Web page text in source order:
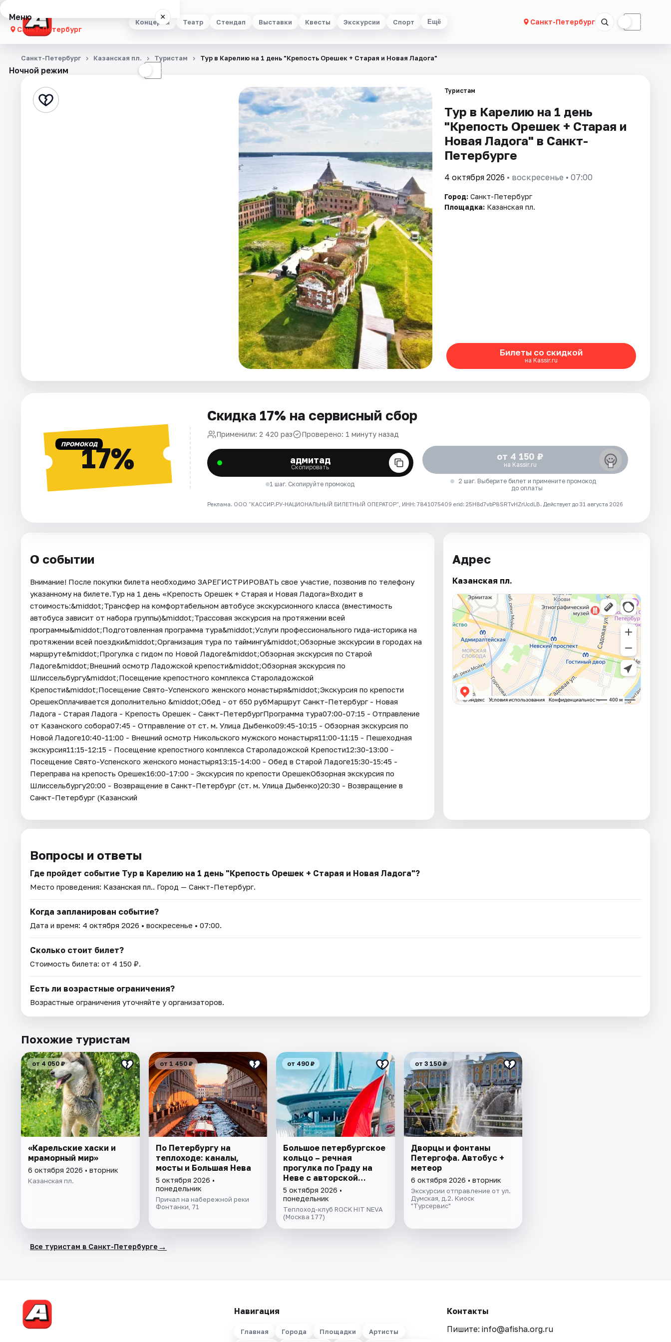
Концерты Театр Стендап Выставки Квесты Экскурсии Спорт Ещё Санкт-Петербург ☾
Меню ×
Санкт-Петербург
Концерты
Стендап
Ночной режим ☾
Санкт-Петербург Казанская пл. Туристам Тур в Карелию на 1 день "Крепость Орешек + Старая и Новая Ладога"
Туристам
Тур в Карелию на 1 день
"Крепость Орешек + Старая и
Новая Ладога" в Санкт-
Петербурге
4 октября 2026 • воскресенье • 07:00
Город: Санкт-Петербург
Площадка: Казанская пл.
Билеты со скидкой
на Kassir.ru
ПРОМОКОД17%
Скидка 17% на сервисный сбор
Применили: 2 420 раз Проверено: 1 минуту назад
адмитад
Скопировать
1 шаг. Скопируйте промокод
от 4 150 ₽
на Kassir.ru
2 шаг. Выберите билет и примените промокод
до оплаты
Реклама. ООО "КАССИР.РУ-НАЦИОНАЛЬНЫЙ БИЛЕТНЫЙ ОПЕРАТОР", ИНН: 7841075409 erid: 25H8d7vbP8SRTvHZrUcdLB. Действует до 31 августа 2026
О событии
Внимание! После покупки билета необходимо ЗАРЕГИСТРИРОВАТЬ свое участие, позвонив по телефону
указанному на билете.Тур на 1 день «Крепость Орешек + Старая и Новая Ладога»Входит в
стоимость:&middot;Трансфер на комфортабельном автобусе экскурсионного класса (вместимость
автобуса зависит от набора группы)&middot;Трассовая экскурсия на протяжении всей
программы&middot;Подготовленная программа тура&middot;Услуги профессионального гида-историка на
протяжении всей поездки&middot;Организация тура по таймингу&middot;Обзорные экскурсии в городах на
маршруте&middot;Прогулка с гидом по Новой Ладоге&middot;Обзорная экскурсия по Старой
Ладоге&middot;Внешний осмотр Ладожской крепости&middot;Обзорная экскурсия по
Шлиссельбургу&middot;Посещение крепостного комплекса Староладожской
Крепости&middot;Посещение Свято-Успенского женского монастыря&middot;Экскурсия по крепости
ОрешекОплачивается дополнительно &middot;Обед - от 650 рубМаршрут Санкт-Петербург - Новая
Ладога - Старая Ладога - Крепость Орешек - Санкт-ПетербургПрограмма тура07:00-07:15 - Отправление
от Казанского собора07:45 - Отправление от ст. м. Улица Дыбенко09:45-10:15 - Обзорная экскурсия по
Новой Ладоге10:40-11:00 - Внешний осмотр Никольского мужского монастыря11:00-11:15 - Пешеходная
экскурсия11:15-12:15 - Посещение крепостного комплекса Староладожской Крепости12:30-13:00 -
Посещение Свято-Успенского женского монастыря13:15-14:00 - Обед в Старой Ладоге15:30-15:45 -
Переправа на крепость Орешек16:00-17:00 - Экскурсия по крепости ОрешекОбзорная экскурсия по
Шлиссельбургу20:00 - Возвращение в Санкт-Петербург (ст. м. Улица Дыбенко)20:30 - Возвращение в
Санкт-Петербург (Казанский
Адрес
Казанская пл.
Вопросы и ответы
Где пройдет событие Тур в Карелию на 1 день "Крепость Орешек + Старая и Новая Ладога"?
Место проведения: Казанская пл.. Город — Санкт-Петербург.
Когда запланирован событие?
Дата и время: 4 октября 2026 • воскресенье • 07:00.
Сколько стоит билет?
Стоимость билета: от 4 150 ₽.
Есть ли возрастные ограничения?
Возрастные ограничения уточняйте у организаторов.
Похожие туристам
от 4 050 ₽
«Карельские хаски и
мраморный мир»
6 октября 2026 • вторник
Казанская пл.
от 1 450 ₽
По Петербургу на
теплоходе: каналы,
мосты и Большая Нева
5 октября 2026 •
понедельник
Причал на набережной реки
Фонтанки, 71
от 490 ₽
Большое петербургское
кольцо – речная
прогулка пo Граду на
Неве с авторской
экскурсией и живой
музыкой в тёплом
салоне теплохода
5 октября 2026 •
понедельник
Теплоход-клуб ROCK HIT NEVA
(Москва 177)
от 3 150 ₽
Дворцы и фонтаны
Петергофа. Автобус +
метеор
6 октября 2026 • вторник
Экскурсии отправление от ул.
Думская, д.2. Киоск
"Турсервис"
Все туристам в Санкт-Петербурге →
Навигация
Главная Города Площадки Артисты
Контакты
Пишите: info@afisha.org.ru